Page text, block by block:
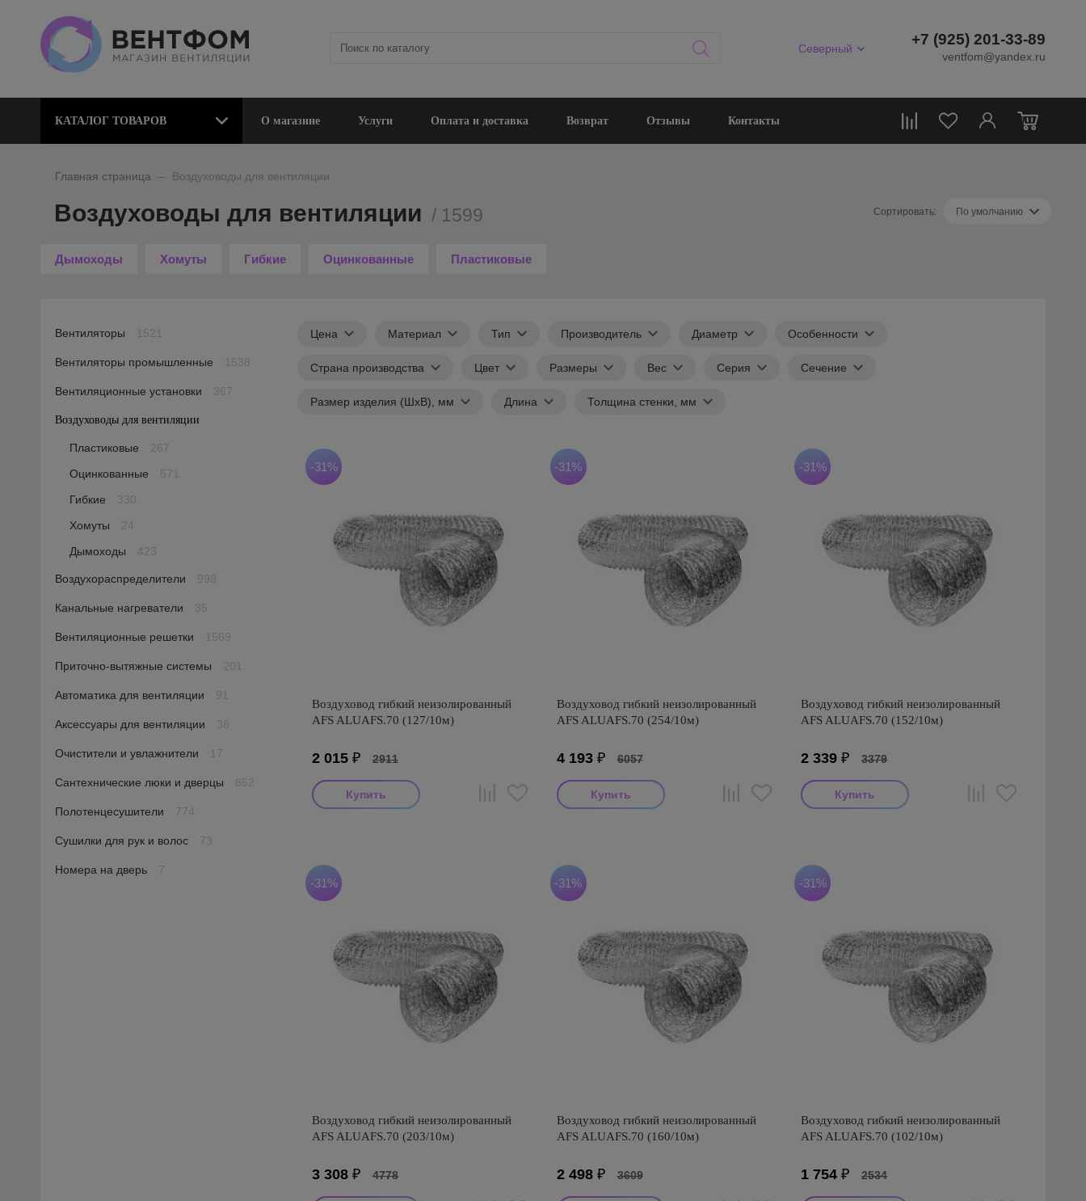
Северный
+7 (925) 201-33-89
ventfom@yandex.ru
0
КАТАЛОГ ТОВАРОВ О магазине Услуги Оплата и доставка Возврат Отзывы Контакты
Главная страница Воздуховоды для вентиляции
Сортировать: По умолчанию
Воздуховоды для вентиляции / 1599
Дымоходы Хомуты Гибкие Оцинкованные Пластиковые
Цена Материал Тип Производитель Диаметр Особенности
Страна производства Цвет Размеры Вес Серия Сечение
Размер изделия (ШхВ), мм Длина Толщина стенки, мм
-31%
Воздуховод гибкий неизолированный
AFS ALUAFS.70 (127/10м)
2 015 ₽ 2911
-31%
Воздуховод гибкий неизолированный
AFS ALUAFS.70 (254/10м)
4 193₽ 6057
-31%
Воздуховод гибкий неизолированный
AFS ALUAFS.70 (152/10м)
2 339 ₽ 3379
-31%
Воздуховод гибкий неизолированный
AFS ALUAFS.70 (203/10м)
3 308 ₽ 4778
-31%
Воздуховод гибкий неизолированный
AFS ALUAFS.70 (160/10м)
2 498₽ 3609
-31%
Воздуховод гибкий неизолированный
AFS ALUAFS.70 (102/10м)
1 754 ₽ 2534
Вентиляторы 1521
Вентиляторы промышленные 1538
Вентиляционные установки 367
Воздуховоды для вентиляции
Пластиковые
267
Оцинкованные
571
Гибкие
330
Хомуты
24
Дымоходы
423
Воздухораспределители 998
Канальные нагреватели 35
Вентиляционные решетки 1569
Приточно-вытяжные системы 201
Автоматика для вентиляции 91
Аксессуары для вентиляции 38
Очистители и увлажнители 17
Сантехнические люки и дверцы 852
Полотенцесушители 774
Сушилки для рук и волос 73
Номера на дверь 7